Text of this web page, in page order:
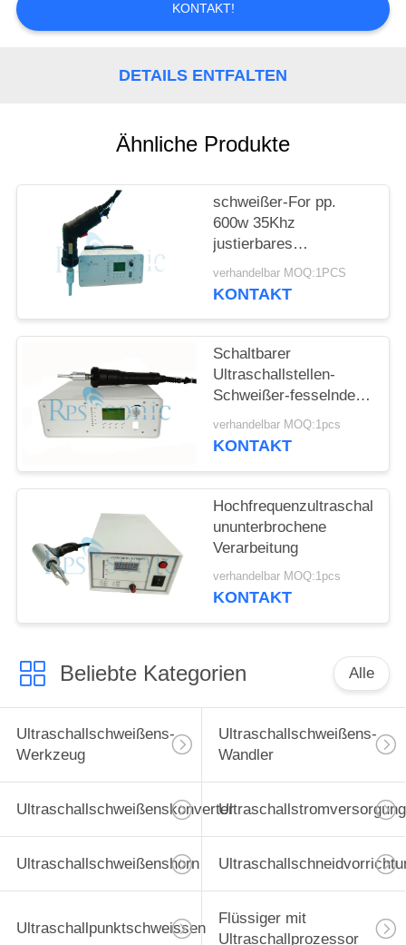
FÄLLE
DATENSCHUTZRICHTLINIE
KONTAKT!
DETAILS ENTFALTEN
Ähnliche Produkte
schweißer-For pp.
600w 35Khz
justierbares
Handultraschallpet
Schweißen
verhandelbar MOQ:1PCS
KONTAKT
Schaltbarer
Ultraschallstellen-
Schweißer-fesselnder
verhandelbar MOQ:1pcs
KONTAKT
ununterbrochene
Verarbeitung
verhandelbar MOQ:1pcs
KONTAKT
Beliebte Kategorien Alle
Ultraschallschweißens-
Werkzeug
Ultraschallschweißens-
Wandler
UltraschallschweißenskonverterUltraschallstromversorgung
Ultraschallschweißenshorn
Ultraschallpunktschweissen
Flüssiger mit
Ultraschallprozessor